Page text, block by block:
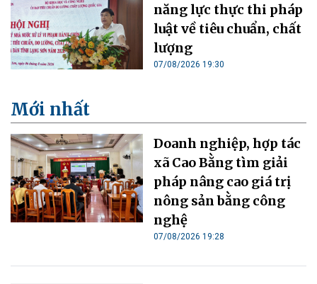
năng lực thực thi pháp
luật về tiêu chuẩn, chất
lượng
07/08/2026 19:30
Mới nhất
Doanh nghiệp, hợp tác
xã Cao Bằng tìm giải
pháp nâng cao giá trị
nông sản bằng công
nghệ
07/08/2026 19:28